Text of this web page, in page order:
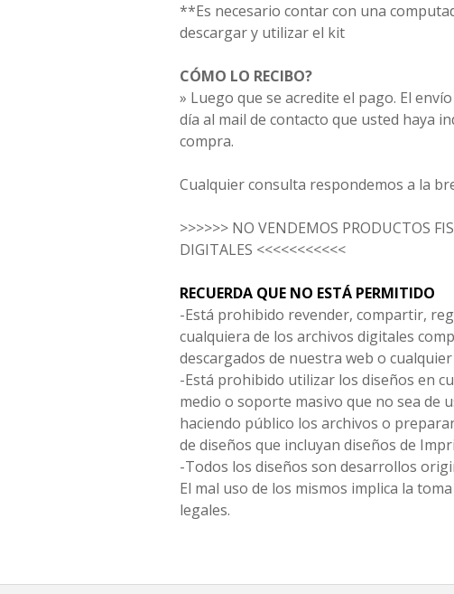
**Es necesario contar con una
descargar y utilizar el kit
CÓMO LO RECIBO?
» Luego que se acredite el pago. El
día al mail de contacto que usted haya
compra.
Cualquier consulta respondemos a la
>>>>>> NO VENDEMOS PRODUCTOS
DIGITALES <<<<<<<<<<<
RECUERDA QUE NO ESTÁ PERMITIDO
-Está prohibido revender, compartir,
cualquiera de los archivos digitales
descargados de nuestra web o
-Está prohibido utilizar los diseños en
medio o soporte masivo que no sea de
haciendo público los archivos o
de diseños que incluyan diseños de
-Todos los diseños son desarrollos
El mal uso de los mismos implica la
legales.